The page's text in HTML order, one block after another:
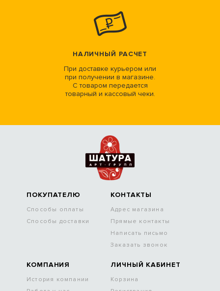
НАЛИЧНЫЙ РАСЧЕТ
При доставке курьером или
при получении в магазине.
С товаром передается
товарный и кассовый чеки.
ПОКУПАТЕЛЮ
Способы оплаты
Способы доставки
КОНТАКТЫ
Адрес магазина
Прямые контакты
Написать письмо
Заказать звонок
КОМПАНИЯ
История компании
ЛИЧНЫЙ КАБИНЕТ
Корзина